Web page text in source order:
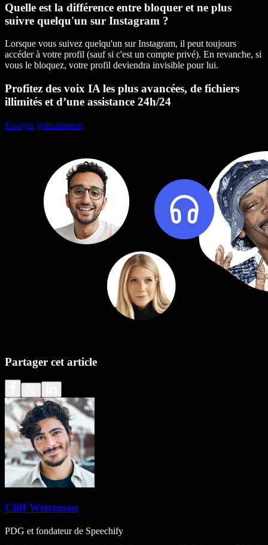
Quelle est la différence entre bloquer et ne plus
suivre quelqu'un sur Instagram ?
Lorsque vous suivez quelqu'un sur Instagram, il peut toujours
accéder à votre profil (sauf si c'est un compte privé). En revanche, si
vous le bloquez, votre profil deviendra invisible pour lui.
Profitez des voix IA les plus avancées, de fichiers
illimités et d’une assistance 24h/24
Essayer gratuitement
Partager cet article
Cliff Weitzman
PDG et fondateur de Speechify